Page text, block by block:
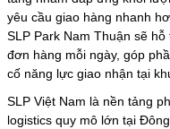
yêu cầu giao hàng nhanh
SLP Park Nam Thuận sẽ
đơn hàng mỗi ngày, góp
cố năng lực giao nhận tại
SLP Việt Nam là nền tảng
logistics quy mô lớn tại